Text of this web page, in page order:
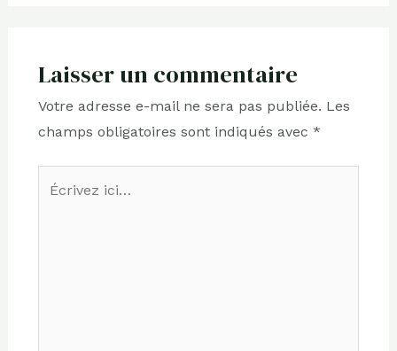
Laisser un commentaire
Votre adresse e-mail ne sera pas publiée. Les
champs obligatoires sont indiqués avec *